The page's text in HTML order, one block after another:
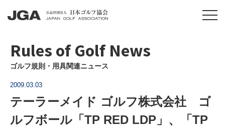
Rules of Golf News
ゴルフ規則・用具関連ニュース
2009.03.03
テーラーメイド ゴルフ株式会社 ゴ
ルフボール「TP RED LDP」、「TP